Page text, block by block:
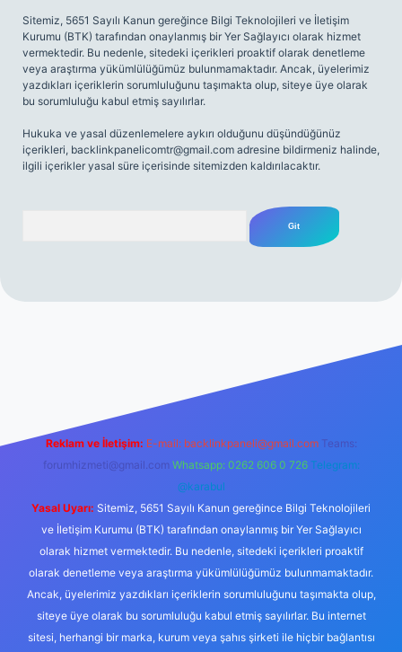
Sitemiz, 5651 Sayılı Kanun gereğince Bilgi Teknolojileri ve İletişim
Kurumu (BTK) tarafından onaylanmış bir Yer Sağlayıcı olarak hizmet
vermektedir. Bu nedenle, sitedeki içerikleri proaktif olarak denetleme
veya araştırma yükümlülüğümüz bulunmamaktadır. Ancak, üyelerimiz
yazdıkları içeriklerin sorumluluğunu taşımakta olup, siteye üye olarak
bu sorumluluğu kabul etmiş sayılırlar.
Hukuka ve yasal düzenlemelere aykırı olduğunu düşündüğünüz
içerikleri, backlinkpanelicomtr@gmail.com adresine bildirmeniz halinde,
ilgili içerikler yasal süre içerisinde sitemizden kaldırılacaktır.
Reklam ve İletişim: E-mail: backlinkpaneli@gmail.com Teams:
forumhizmeti@gmail.com Whatsapp: 0262 606 0 726 Telegram:
@karabul
Yasal Uyarı: Sitemiz, 5651 Sayılı Kanun gereğince Bilgi Teknolojileri
ve İletişim Kurumu (BTK) tarafından onaylanmış bir Yer Sağlayıcı
olarak hizmet vermektedir. Bu nedenle, sitedeki içerikleri proaktif
olarak denetleme veya araştırma yükümlülüğümüz bulunmamaktadır.
Ancak, üyelerimiz yazdıkları içeriklerin sorumluluğunu taşımakta olup,
siteye üye olarak bu sorumluluğu kabul etmiş sayılırlar. Bu internet
sitesi, herhangi bir marka, kurum veya şahıs şirketi ile hiçbir bağlantısı